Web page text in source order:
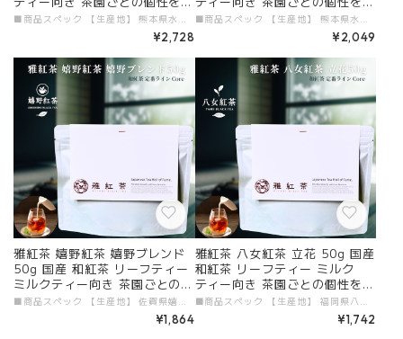
わう主力ライン | お茶 日本茶
紅茶 和紅茶 茶の支度 送料無料
丁寧なくらし 【定番】【Cor
e】
¥2,728
わう主力ライン | お茶 日本茶
紅茶 和紅茶 茶の支度 送料無料
丁寧なくらし 【定番】【Cor
e】
¥2,049
雅紅茶 嬉野紅茶 嬉野ブレンド
50g 国産 和紅茶 リーフティー
ミルクティー向き 茶園ごとの個
性を味わう主力ライン | お茶
日本茶 紅茶 和紅茶 茶の支度 送
料無料 丁寧なくらし 【定番】
■商品スペック 【生産地】 佐賀県嬉野市 【原材料】 国産和紅茶 【添加物】 すべて不使用 【茶葉タイプ】 リーフティー 【内容量】 50g 【加工者・販売者】 有限会社ガーラジャパン # 商品説明文 「雅紅茶 嬉野紅茶 嬉野ブレンド 50g」が新登場！佐賀県嬉野市で育まれた茶葉を使用した国産和紅茶です。香り高く、まろやかで深い味わいが特徴で、特にミルクティーとの相性も抜群です。至福のひとときを心ゆくまでお楽しみください！ ■ 毎日のリフレッシュに最適！ 50gのパックは、日々のティータイムを華やかに彩ります。嬉野紅茶の高い品質と独特の香りが、クリーミーなミルクティーを演出し、心と体をリフレッシュさせる特別な瞬間をお届けします。自由なアレンジを楽しみながら、格別なひとときを味わってください！ ■ 嬉野の個性豊かな味わい 嬉野紅茶は、豊かな自然環境で育まれた茶葉の魅力が一口ごとに広がります。その深い味わいが、あなたの日常に贅沢なひとときをもたらしてくれることでしょう。質の高い和紅茶をぜひ体験してみてください。 ■ 送料無料で手軽にお届け 便利なメール便を利用し、送料無料でお届けいたします。忙しい毎日でも、高品質な和紅茶を手軽に楽しめるのは嬉しいポイントです。この機会に、嬉野の特製和紅茶をぜひお試しください！ 特別なティータイムを「雅紅茶 嬉野紅茶 嬉野ブレンド」で楽しみ、日常に贅沢なひとときをプラスしてみませんか？
¥1,864
雅紅茶 八女紅茶 立花 50g 国産
和紅茶 リーフティー ミルク
ティー向き 茶園ごとの個性を味
わう主力ライン | お茶 日本茶
紅茶 和紅茶 茶の支度 送料無料
丁寧なくらし 【定番】【Cor
■商品スペック 【生産地】 福岡県八女市 【原材料】 国産和紅茶 【添加物】 すべて不使用 【茶葉タイプ】 リーフティー 【内容量】 50g 【加工者・販売者】 有限会社ガーラジャパン # 商品説明文 「雅紅茶 八女紅茶 立花 50g」が新登場！福岡県八女市で厳選された茶葉を使用した国産和紅茶です。透き通るルビー色の水色と、ほんのり甘みを感じる後味が特徴で、特にミルクティーとの相性も抜群の一品に仕上げました。上質なひとときを心ゆくまでお楽しみください！ ■ 毎日のリフレッシュに最適！ 50gのパックは、日々のティータイムを豊かに彩ります。八女紅茶の高い品質と独自の個性が、クリーミーなミルクティーを実現し、心と体をリフレッシュさせる特別な時間を提供します。自由なアレンジを楽しみながら、至福のひとときを味わってください！ ■ 八女の個性豊かな味わい 八女紅茶は、自然の恵みを享受した厳選された茶葉の魅力が一口ごとに広がります。その豊潤な風味が、あなたの日常に贅沢なひとときをもたらしてくれることでしょう。質の高い和紅茶をぜひ体験してみてください。 ■ 送料無料で手軽にお届け 便利なメール便を利用し、送料無料でお届けいたします。忙しい毎日でも、高品質な和紅茶を手軽に楽しめるのは嬉しいポイントです。この機会に、八女の特製和紅茶をぜひお試しください！ 特別なティータイムを「雅紅茶 八女紅茶 立花」で楽しみ、日常に贅沢なひとときをプラスしてみませんか？
¥1,742